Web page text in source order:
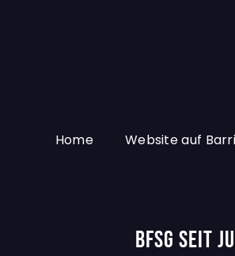
Home Website auf
BFSG SEIT